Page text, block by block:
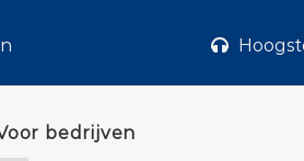
bedrijven